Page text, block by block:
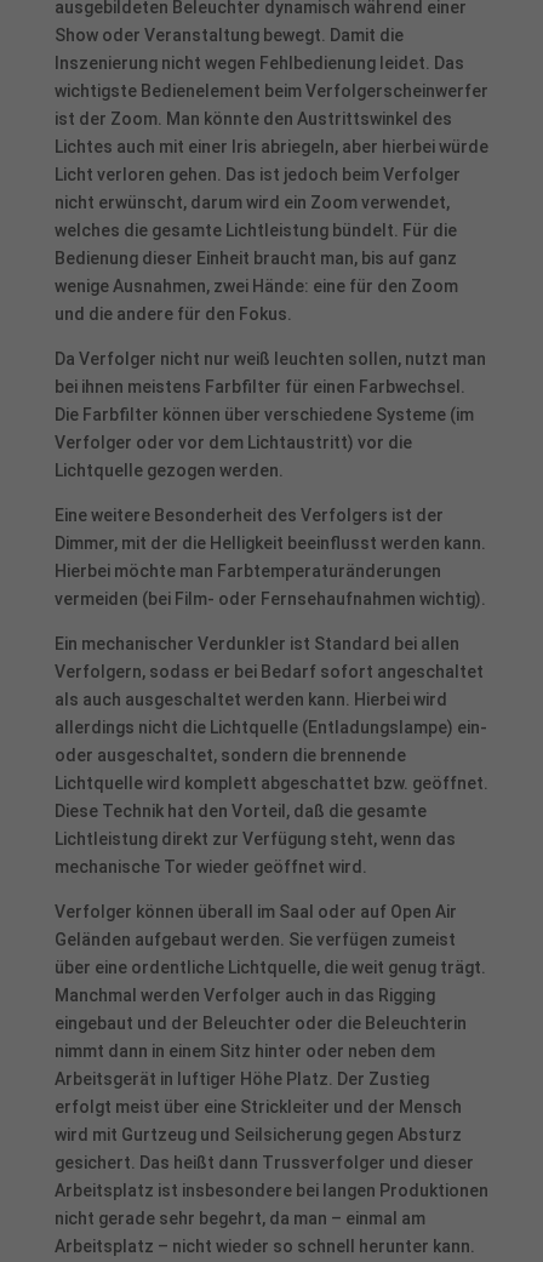
ausgebildeten Beleuchter dynamisch während einer
Show oder Veranstaltung bewegt. Damit die
Inszenierung nicht wegen Fehlbedienung leidet. Das
wichtigste Bedienelement beim Verfolgerscheinwerfer
ist der Zoom. Man könnte den Austrittswinkel des
Lichtes auch mit einer Iris abriegeln, aber hierbei würde
Licht verloren gehen. Das ist jedoch beim Verfolger
nicht erwünscht, darum wird ein Zoom verwendet,
welches die gesamte Lichtleistung bündelt. Für die
Bedienung dieser Einheit braucht man, bis auf ganz
wenige Ausnahmen, zwei Hände: eine für den Zoom
und die andere für den Fokus.
Da Verfolger nicht nur weiß leuchten sollen, nutzt man
bei ihnen meistens Farbfilter für einen Farbwechsel.
Die Farbfilter können über verschiedene Systeme (im
Verfolger oder vor dem Lichtaustritt) vor die
Lichtquelle gezogen werden.
Eine weitere Besonderheit des Verfolgers ist der
Dimmer, mit der die Helligkeit beeinflusst werden kann.
Hierbei möchte man Farbtemperaturänderungen
vermeiden (bei Film- oder Fernsehaufnahmen wichtig).
Ein mechanischer Verdunkler ist Standard bei allen
Verfolgern, sodass er bei Bedarf sofort angeschaltet
als auch ausgeschaltet werden kann. Hierbei wird
allerdings nicht die Lichtquelle (Entladungslampe) ein-
oder ausgeschaltet, sondern die brennende
Lichtquelle wird komplett abgeschattet bzw. geöffnet.
Diese Technik hat den Vorteil, daß die gesamte
Lichtleistung direkt zur Verfügung steht, wenn das
mechanische Tor wieder geöffnet wird.
Verfolger können überall im Saal oder auf Open Air
Geländen aufgebaut werden. Sie verfügen zumeist
über eine ordentliche Lichtquelle, die weit genug trägt.
Manchmal werden Verfolger auch in das Rigging
eingebaut und der Beleuchter oder die Beleuchterin
nimmt dann in einem Sitz hinter oder neben dem
Arbeitsgerät in luftiger Höhe Platz. Der Zustieg
erfolgt meist über eine Strickleiter und der Mensch
wird mit Gurtzeug und Seilsicherung gegen Absturz
gesichert. Das heißt dann Trussverfolger und dieser
Arbeitsplatz ist insbesondere bei langen Produktionen
nicht gerade sehr begehrt, da man – einmal am
Arbeitsplatz – nicht wieder so schnell herunter kann.
Verwendung Ihrer Daten finden Sie in unserer
Datenschutzerklärung.
Hier finden Sie eine Übersicht über alle verwendeten Cookies. Sie
können Ihre Einwilligung zu ganzen Kategorien geben oder sich
weitere Informationen anzeigen lassen und so nur bestimmte
Cookies auswählen.
Alle akzeptieren Speichern
Nur essenzielle Cookies akzeptieren
Zurück
Datenschutzeinstellungen
Essenzielle Cookies ermöglichen grundlegende Funktionen und sind für
die einwandfreie Funktion der Website erforderlich.
Statistiken (2)
Statistik Cookies erfassen Informationen anonym. Diese Informationen
helfen uns zu verstehen, wie unsere Besucher unsere Website nutzen.
Cookie-Informationen anzeigen
powered by Borlabs Cookie Impressum